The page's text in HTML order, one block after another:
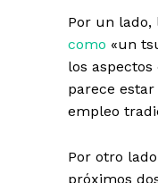
Por un lado,
como «un
los
parece estar
empleo
Por otro
próximos